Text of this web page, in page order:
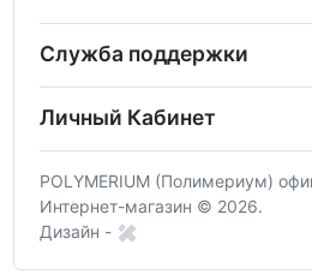
Служба поддержки
Личный Кабинет
POLYMERIUM (Полимериум)
Интернет-магазин © 2026.
Дизайн -